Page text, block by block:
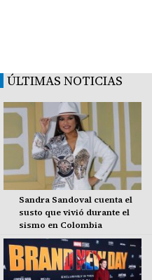
ÚLTIMAS NOTICIAS
Sandra Sandoval cuenta el
susto que vivió durante el
sismo en Colombia